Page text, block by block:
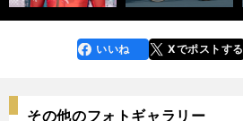
faceboo
k
いいね Xでポストする
line
その他のフォトギャラリー